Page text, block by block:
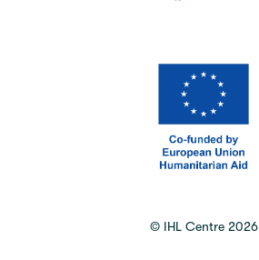
© IHL Centre 2026